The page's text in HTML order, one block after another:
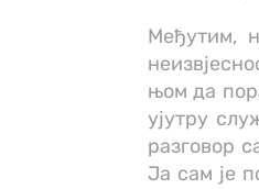
Међутим,
њом да
ујутру
разговор
Ја сам је